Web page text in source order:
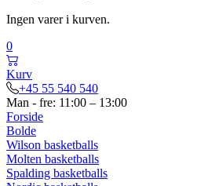
Ingen varer i kurven.
0
Kurv
+45 55 540 540
Man - fre: 11:00 – 13:00
Forside
Bolde
Wilson basketballs
Molten basketballs
Spalding basketballs